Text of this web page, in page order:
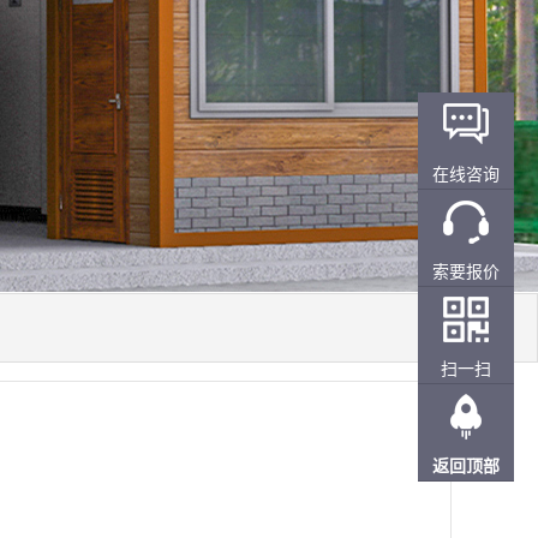
在线咨询
索要报价
扫一扫
返回顶部